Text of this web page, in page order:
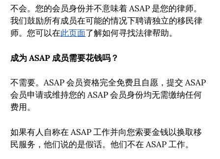
不会。您的会员身份并不意味着 ASAP 是您的律师。
我们鼓励所有成员在可能的情况下聘请独立的移民律
师。您可以在此页面了解如何寻找法律帮助。
成为 ASAP 成员需要花钱吗？
不需要。ASAP 会员资格完全免费且自愿，提交 ASAP
会员申请或维持您的 ASAP 会员身份均无需缴纳任何
费用。
如果有人自称在 ASAP 工作并向您索要金钱以换取移
民服务，他们说的是假话。他们不在 ASAP 工作。